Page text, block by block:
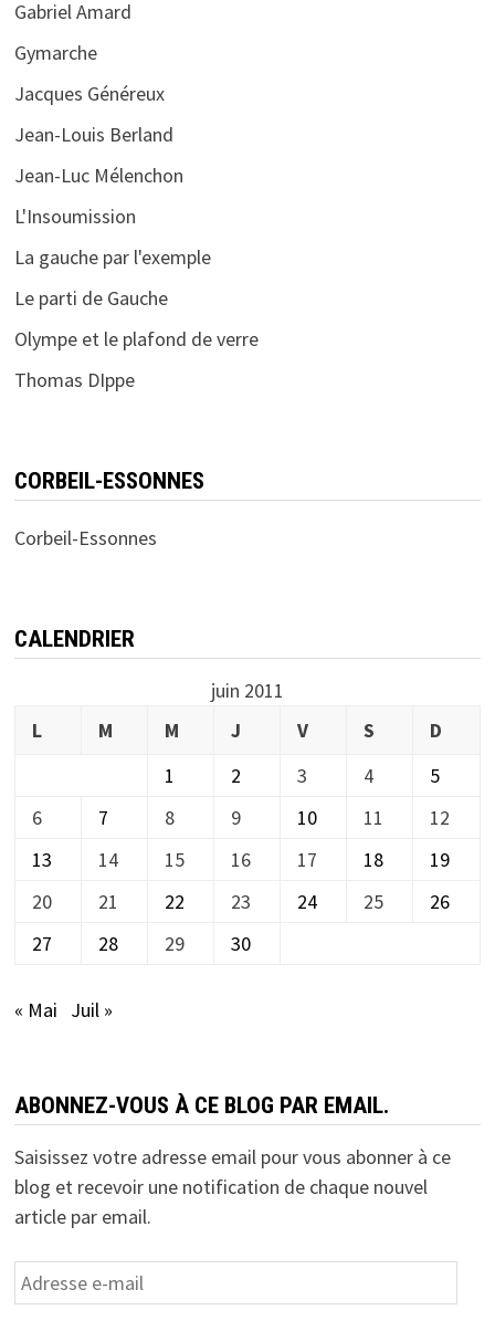
Gabriel Amard
Gymarche
Jacques Généreux
Jean-Louis Berland
Jean-Luc Mélenchon
L'Insoumission
La gauche par l'exemple
Le parti de Gauche
Olympe et le plafond de verre
Thomas DIppe
CORBEIL-ESSONNES
Corbeil-Essonnes
CALENDRIER
juin 2011
L
M M J V S
D
1
2 3 4
5
6
7 8 9 10 11
12
13
14 15 16 17 18
19
20
21 22 23 24 25
26
27
28 29 30
« Mai Juil »
ABONNEZ-VOUS À CE BLOG PAR EMAIL.
Saisissez votre adresse email pour vous abonner à ce
blog et recevoir une notification de chaque nouvel
article par email.
Adresse
e-